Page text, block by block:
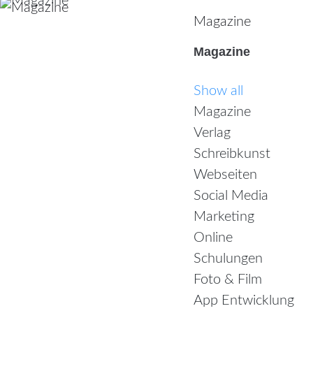
Magazine
Magazine
Show all
Magazine
Verlag
Schreibkunst
Webseiten
Social Media
Marketing
Online
Schulungen
Foto & Film
App Entwicklung